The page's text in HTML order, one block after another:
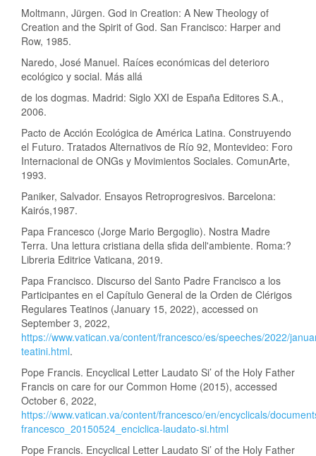
Moltmann, Jürgen. God in Creation: A New Theology of
Creation and the Spirit of God. San Francisco: Harper and
Row, 1985.
Naredo, José Manuel. Raíces económicas del deterioro
ecológico y social. Más allá
de los dogmas. Madrid: Siglo XXI de España Editores S.A.,
2006.
Pacto de Acción Ecológica de América Latina. Construyendo
el Futuro. Tratados Alternativos de Río 92, Montevideo: Foro
Internacional de ONGs y Movimientos Sociales. ComunArte,
1993.
Paniker, Salvador. Ensayos Retroprogresivos. Barcelona:
Kairós,1987.
Papa Francesco (Jorge Mario Bergoglio). Nostra Madre
Terra. Una lettura cristiana della sfida dell'ambiente. Roma:?
Libreria Editrice Vaticana, 2019.
Papa Francisco. Discurso del Santo Padre Francisco a los
Participantes en el Capítulo General de la Orden de Clérigos
Regulares Teatinos (January 15, 2022), accessed on
September 3, 2022,
https://www.vatican.va/content/francesco/es/speeches/2022/
teatini.html.
Pope Francis. Encyclical Letter Laudato Si’ of the Holy Father
Francis on care for our Common Home (2015), accessed
October 6, 2022,
https://www.vatican.va/content/francesco/en/encyclicals/
francesco_20150524_enciclica-laudato-si.html
Pope Francis. Encyclical Letter Laudato Si’ of the Holy Father